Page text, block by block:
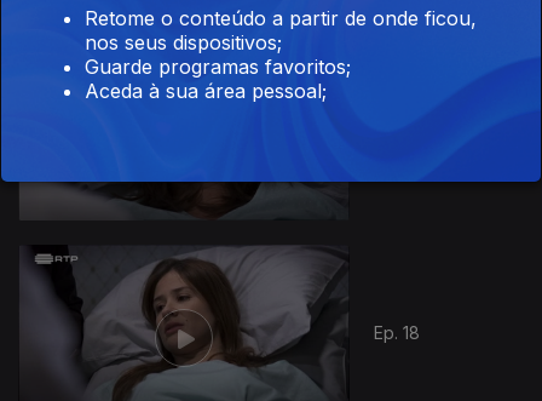
Ep. 18
Retome o conteúdo a partir de onde ficou,
nos seus dispositivos;
Guarde programas favoritos;
Aceda à sua área pessoal;